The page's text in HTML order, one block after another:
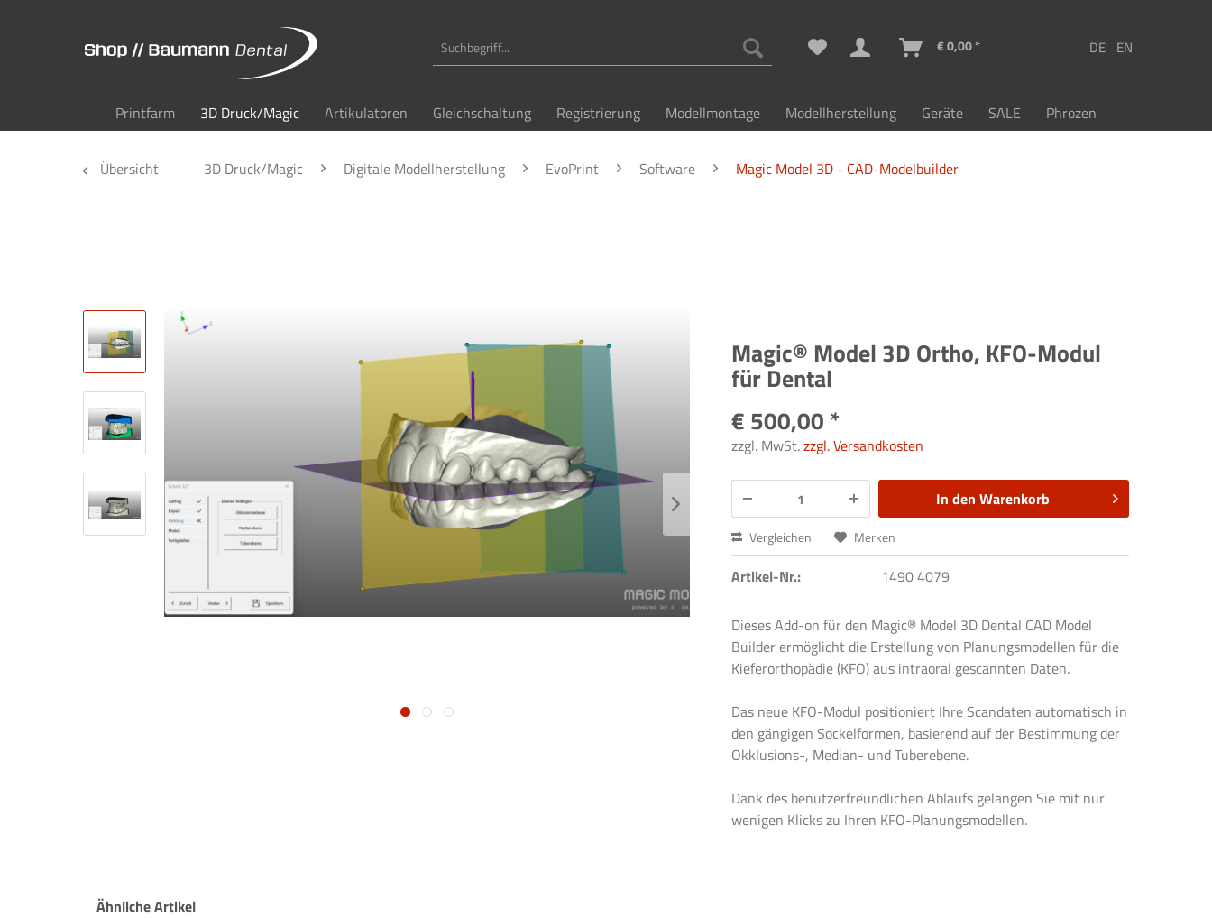
€ 0,00 *
Printfarm 3D Druck/Magic Artikulatoren Gleichschaltung Registrierung Modellmontage Modellherstellung Geräte SALE Phrozen
Übersicht 3D Druck/Magic Digitale Modellherstellung EvoPrint Software Magic Model 3D - CAD-Modelbuilder
Magic® Model 3D Ortho, KFO-Modul
für Dental
€ 500,00 *
zzgl. MwSt.zzgl. Versandkosten
In den Warenkorb
Vergleichen Merken
Artikel-Nr.: 1490 4079
Dieses Add-on für den Magic® Model 3D Dental CAD Model
Builder ermöglicht die Erstellung von Planungsmodellen für die
Kieferorthopädie (KFO) aus intraoral gescannten Daten.
Das neue KFO-Modul positioniert Ihre Scandaten automatisch in
den gängigen Sockelformen, basierend auf der Bestimmung der
Okklusions-, Median- und Tuberebene.
Dank des benutzerfreundlichen Ablaufs gelangen Sie mit nur
wenigen Klicks zu Ihren KFO-Planungsmodellen.
Ähnliche Artikel